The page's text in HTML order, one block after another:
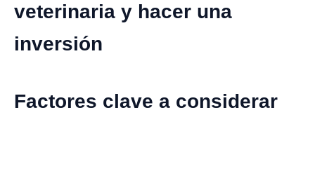
veterinaria y hacer una
inversión
Factores clave a considerar